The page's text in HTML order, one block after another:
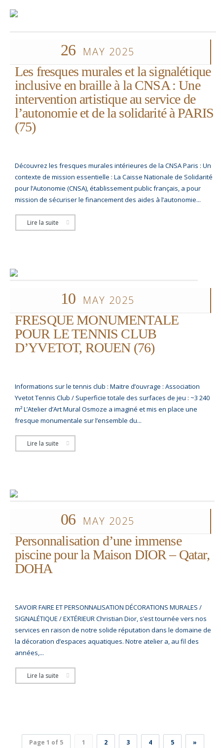
26 MAY 2025
Les fresques murales et la signalétique
inclusive en braille à la CNSA : Une
intervention artistique au service de
l’autonomie et de la solidarité à PARIS
(75)
Découvrez les fresques murales intérieures de la CNSA Paris : Un
contexte de mission essentielle : La Caisse Nationale de Solidarité
pour l’Autonomie (CNSA), établissement public français, a pour
mission de sécuriser le financement des aides à l’autonomie...
Lire la suite
10 MAY 2025
FRESQUE MONUMENTALE
POUR LE TENNIS CLUB
D’YVETOT, ROUEN (76)
Informations sur le tennis club : Maitre d’ouvrage : Association
Yvetot Tennis Club / Superficie totale des surfaces de jeu : ~3 240
m² L’Atelier d’Art Mural Osmoze a imaginé et mis en place une
fresque monumentale sur l’ensemble du...
Lire la suite
06 MAY 2025
Personnalisation d’une immense
piscine pour la Maison DIOR – Qatar,
DOHA
SAVOIR FAIRE ET PERSONNALISATION DÉCORATIONS MURALES /
SIGNALÉTIQUE / EXTÉRIEUR Christian Dior, s’est tournée vers nos
services en raison de notre solide réputation dans le domaine de
la décoration d’espaces aquatiques. Notre atelier a, au fil des
années,...
Lire la suite
Page 1 of 5 1 2 3 4 5 »